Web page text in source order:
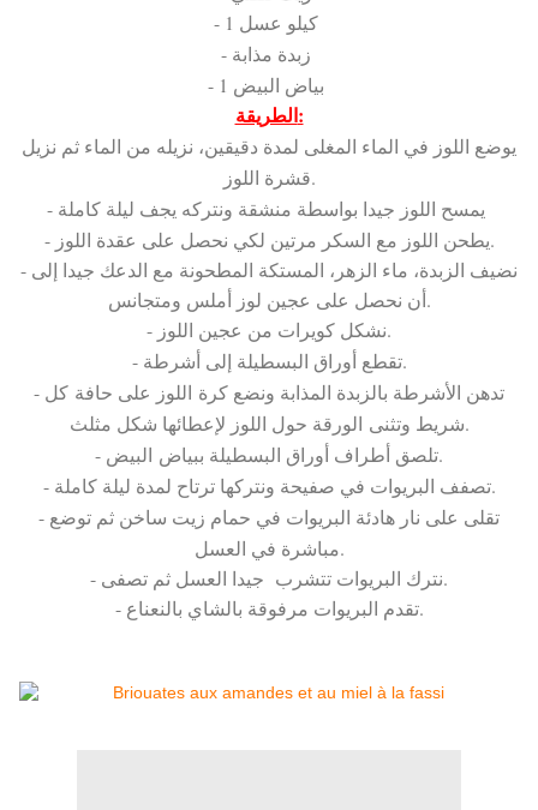
الطريقة:
يوضع اللوز في الماء المغلى لمدة دقيقين، نزيله من الماء ثم نزيل
قشرة اللوز.
- يطحن اللوز مع السكر مرتين لكي نحصل على عقدة اللوز.
- نضيف الزبدة، ماء الزهر، المستكة المطحونة مع الدعك جيدا إلى
أن نحصل على عجين لوز أملس ومتجانس.
- نشكل كويرات من عجين اللوز.
- تقطع أوراق البسطيلة إلى أشرطة.
- تدهن الأشرطة بالزبدة المذابة ونضع كرة اللوز على حافة كل
شريط وتثنى الورقة حول اللوز لإعطائها شكل مثلث.
- تلصق أطراف أوراق البسطيلة ببياض البيض.
- تصفف البريوات في صفيحة ونتركها ترتاح لمدة ليلة كاملة.
- تقلى على نار هادئة البريوات في حمام زيت ساخن ثم توضع
مباشرة في العسل.
- نترك البريوات تتشرب جيدا العسل ثم تصفى.
- تقدم البريوات مرفوقة بالشاي بالنعناع.